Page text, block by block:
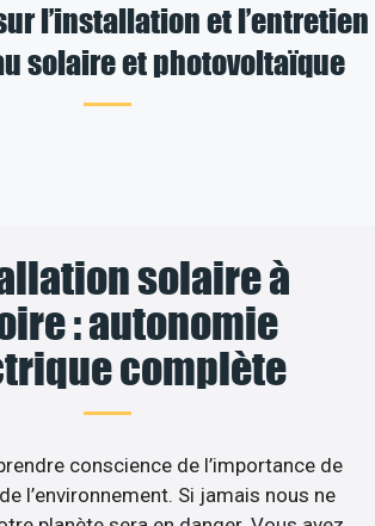
l’installation et l’entretien
solaire et photovoltaïque
solaire à
: autonomie
complète
conscience de l’importance de
l’environnement. Si jamais nous ne